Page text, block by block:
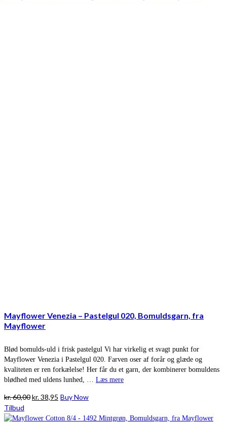
Mayflower Venezia – Pastelgul 020, Bomuldsgarn, fra
Mayflower
Blød bomulds-uld i frisk pastelgul Vi har virkelig et svagt punkt for
Mayflower Venezia i Pastelgul 020. Farven oser af forår og glæde og
kvaliteten er ren forkælelse! Her får du et garn, der kombinerer bomuldens
blødhed med uldens lunhed, … Læs mere
kr.60,00Den
pris
kr.38,95 Den
pris
Buy Now
Tilbud